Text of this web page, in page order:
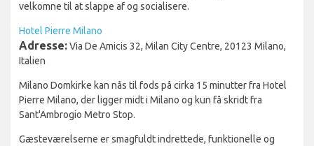
velkomne til at slappe af og socialisere.
Hotel Pierre Milano
Adresse:Via De Amicis 32, Milan City Centre, 20123 Milano,
Italien
Milano Domkirke kan nås til fods på cirka 15 minutter fra Hotel
Pierre Milano, der ligger midt i Milano og kun få skridt fra
Sant'Ambrogio Metro Stop.
Gæsteværelserne er smagfuldt indrettede, funktionelle og